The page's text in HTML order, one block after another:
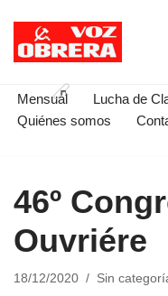
Saltar
contenido
Mensual Lucha de
Quiénes somos
46º
Ouvriére
18/12/2020 Sin